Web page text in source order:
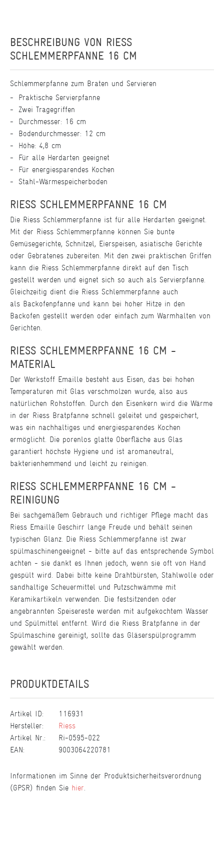
BESCHREIBUNG VON RIESS
SCHLEMMERPFANNE 16 CM
Schlemmerpfanne zum Braten und Servieren
Praktische Servierpfanne
Zwei Tragegriffen
Durchmesser: 16 cm
Bodendurchmesser: 12 cm
Höhe: 4,8 cm
Für alle Herdarten geeignet
Für energiesparendes Kochen
Stahl-Wärmespeicherboden
RIESS SCHLEMMERPFANNE 16 CM
Die Riess Schlemmerpfanne ist für alle Herdarten geeignet.
Mit der Riess Schlemmerpfanne können Sie bunte
Gemüsegerichte, Schnitzel, Eierspeisen, asiatische Gerichte
oder Gebratenes zubereiten. Mit den zwei praktischen Griffen
kann die Riess Schlemmerpfanne direkt auf den Tisch
gestellt werden und eignet sich so auch als Servierpfanne.
Gleichzeitig dient die Riess Schlemmerpfanne auch
als Backofenpfanne und kann bei hoher Hitze in den
Backofen gestellt werden oder einfach zum Warmhalten von
Gerichten.
RIESS SCHLEMMERPFANNE 16 CM -
MATERIAL
Der Werkstoff Emaille besteht aus Eisen, das bei hohen
Temperaturen mit Glas verschmolzen wurde, also aus
natürlichen Rohstoffen. Durch den Eisenkern wird die Wärme
in der Riess Bratpfanne schnell geleitet und gespeichert,
was ein nachhaltiges und energiesparendes Kochen
ermöglicht. Die porenlos glatte Oberfläche aus Glas
garantiert höchste Hygiene und ist aromaneutral,
bakterienhemmend und leicht zu reinigen.
RIESS SCHLEMMERPFANNE 16 CM -
REINIGUNG
Bei sachgemäßem Gebrauch und richtiger Pflege macht das
Riess Emaille Geschirr lange Freude und behält seinen
typischen Glanz. Die Riess Schlemmerpfanne ist zwar
spülmaschinengeeignet - bitte auf das entsprechende Symbol
achten - sie dankt es Ihnen jedoch, wenn sie oft von Hand
gespült wird. Dabei bitte keine Drahtbürsten, Stahlwolle oder
sandhaltige Scheuermittel und Putzschwämme mit
Keramikartikeln verwenden. Die festsitzenden oder
angebrannten Speisereste werden mit aufgekochtem Wasser
und Spülmittel entfernt. Wird die Riess Bratpfanne in der
Spülmaschine gereinigt, sollte das Gläserspülprogramm
gewählt werden.
PRODUKTDETAILS
Artikel ID:
116931
Hersteller:
Riess
Artikel Nr.:
Ri-0595-022
EAN:
9003064220781
Informationen im Sinne der Produktsicherheitsverordnung
(GPSR) finden Sie hier